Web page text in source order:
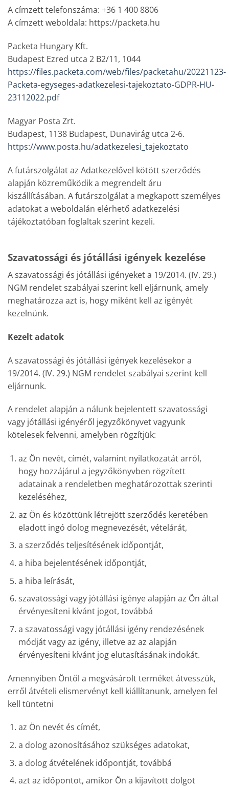
A címzett telefonszáma: +36 1 400 8806
A címzett weboldala: https://packeta.hu
Packeta Hungary Kft.
Budapest Ezred utca 2 B2/11, 1044
https://files.packeta.com/web/files/packetahu/20221123-
Packeta-egyseges-adatkezelesi-tajekoztato-GDPR-HU-
23112022.pdf
Magyar Posta Zrt.
Budapest, 1138 Budapest, Dunavirág utca 2-6.
https://www.posta.hu/adatkezelesi_tajekoztato
A futárszolgálat az Adatkezelővel kötött szerződés
alapján közreműködik a megrendelt áru
kiszállításában. A futárszolgálat a megkapott személyes
adatokat a weboldalán elérhető adatkezelési
tájékoztatóban foglaltak szerint kezeli.
Szavatossági és jótállási igények kezelése
A szavatossági és jótállási igényeket a 19/2014. (IV. 29.)
NGM rendelet szabályai szerint kell eljárnunk, amely
meghatározza azt is, hogy miként kell az igényét
kezelnünk.
Kezelt adatok
A szavatossági és jótállási igények kezelésekor a
19/2014. (IV. 29.) NGM rendelet szabályai szerint kell
eljárnunk.
A rendelet alapján a nálunk bejelentett szavatossági
vagy jótállási igényéről jegyzőkönyvet vagyunk
kötelesek felvenni, amelyben rögzítjük:
az Ön nevét, címét, valamint nyilatkozatát arról,
hogy hozzájárul a jegyzőkönyvben rögzített
adatainak a rendeletben meghatározottak szerinti
kezeléséhez,
az Ön és közöttünk létrejött szerződés keretében
eladott ingó dolog megnevezését, vételárát,
a szerződés teljesítésének időpontját,
a hiba bejelentésének időpontját,
a hiba leírását,
szavatossági vagy jótállási igénye alapján az Ön által
érvényesíteni kívánt jogot, továbbá
a szavatossági vagy jótállási igény rendezésének
módját vagy az igény, illetve az az alapján
érvényesíteni kívánt jog elutasításának indokát.
Amennyiben Öntől a megvásárolt terméket átvesszük,
erről átvételi elismervényt kell kiállítanunk, amelyen fel
kell tüntetni
az Ön nevét és címét,
a dolog azonosításához szükséges adatokat,
a dolog átvételének időpontját, továbbá
azt az időpontot, amikor Ön a kijavított dolgot